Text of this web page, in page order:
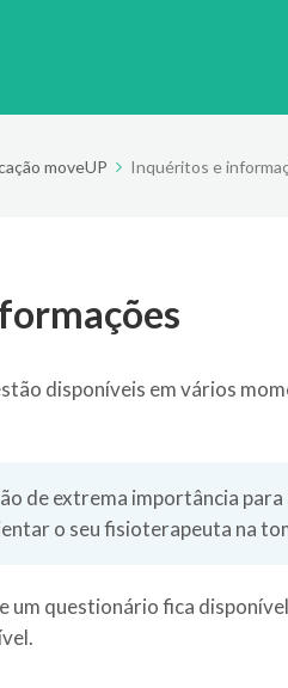
moveUP Inquéritos e
disponíveis em vários
de extrema importância
o seu fisioterapeuta na
um questionário fica